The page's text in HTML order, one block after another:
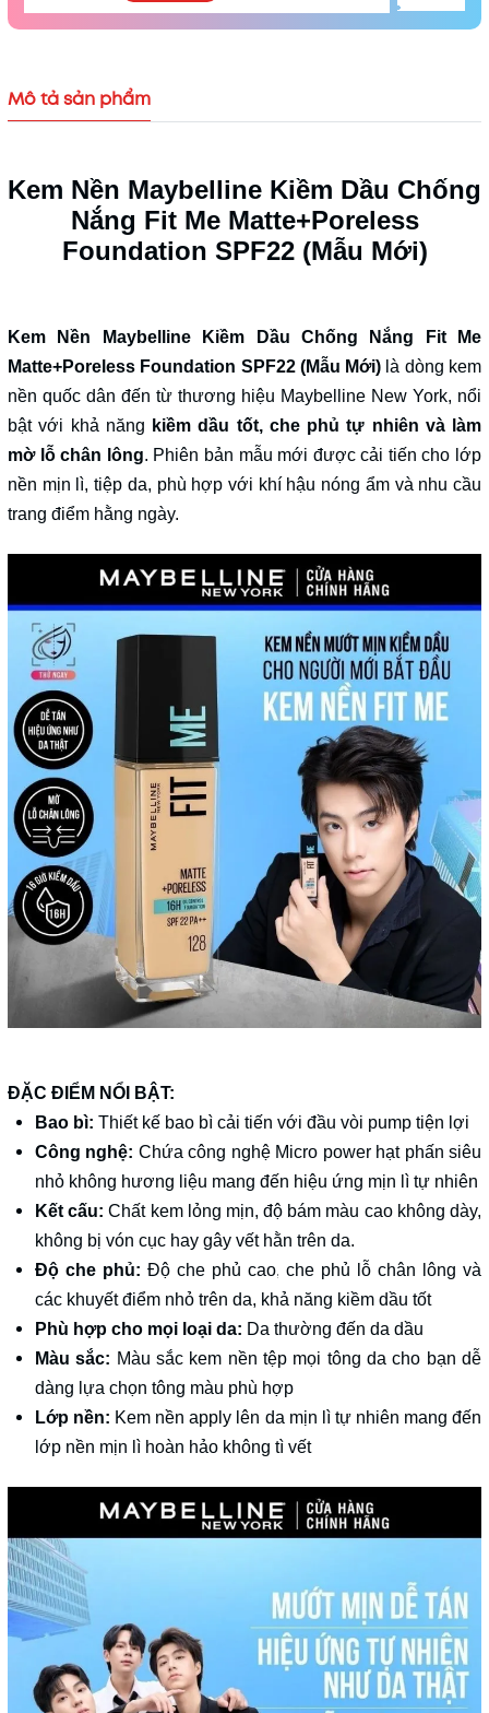
Mã khuyến mãi:
Mô tả sản phẩm
Kem Nền Maybelline Kiềm Dầu Chống
Nắng Fit Me Matte+Poreless
Foundation SPF22 (Mẫu Mới)
Kem Nền Maybelline Kiềm Dầu Chống Nắng Fit Me
Matte+Poreless Foundation SPF22 (Mẫu Mới) là dòng kem
nền quốc dân đến từ thương hiệu Maybelline New York, nổi
bật với khả năng kiềm dầu tốt, che phủ tự nhiên và làm
mờ lỗ chân lông. Phiên bản mẫu mới được cải tiến cho lớp
nền mịn lì, tiệp da, phù hợp với khí hậu nóng ẩm và nhu cầu
trang điểm hằng ngày.
ĐẶC ĐIỂM NỔI BẬT:
Bao bì: Thiết kế bao bì cải tiến với đầu vòi pump tiện lợi
Công nghệ: Chứa công nghệ Micro power hạt phấn siêu
nhỏ không hương liệu mang đến hiệu ứng mịn lì tự nhiên
Kết cấu:Chất kem lỏng mịn, độ bám màu cao không dày,
không bị vón cục hay gây vết hằn trên da.
Độ che phủ: Độ che phủ cao, che phủ lỗ chân lông và
các khuyết điểm nhỏ trên da, khả năng kiềm dầu tốt
Phù hợp cho mọi loại da: Da thường đến da dầu
Màu sắc: Màu sắc kem nền tệp mọi tông da cho bạn dễ
dàng lựa chọn tông màu phù hợp
Lớp nền: Kem nền apply lên da mịn lì tự nhiên mang đến
lớp nền mịn lì hoàn hảo không tì vết